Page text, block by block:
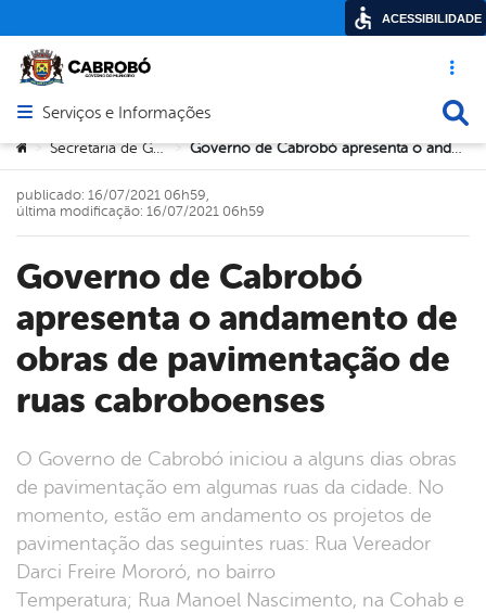
Acesso
Abrir menu principal de navegação
Serviços e Informações
Você está aqui:
> Secretaria de Governo > Governo de Cabrobó apresenta o andamento de obras de pavimentação de ruas cabroboenses
Governo de Cabrobó
apresenta o andamento de
obras de pavimentação de
ruas cabroboenses
O Governo de Cabrobó iniciou a alguns dias obras
de pavimentação em algumas ruas da cidade. No
momento, estão em andamento os projetos de
pavimentação das seguintes ruas: Rua Vereador
Darci Freire Mororó, no bairro
Temperatura; Rua Manoel Nascimento, na Cohab e
publicado: 16/07/2021 06h59,
última modificação: 16/07/2021 06h59
ACESSIBILIDADE